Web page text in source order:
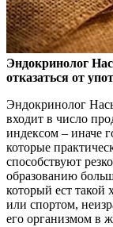
Эндокринолог
отказаться от
Эндокринолог
входит в число
индексом – иначе
которые
способствуют
образованию
который ест такой
или спортом,
его организмом в